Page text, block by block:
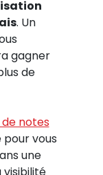
. Un
gagner
de
notes
pour vous
une